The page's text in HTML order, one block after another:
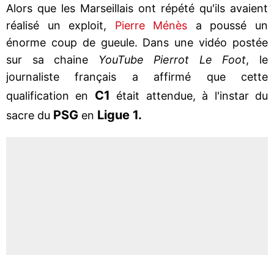
Alors que les Marseillais ont répété qu'ils avaient
réalisé un exploit, Pierre Ménès a poussé un
énorme coup de gueule. Dans une vidéo postée
sur sa chaine
YouTube Pierrot Le Foot, le
journaliste français a affirmé que cette
qualification en C1 était attendue, à l'instar du
sacre du PSG en Ligue 1.